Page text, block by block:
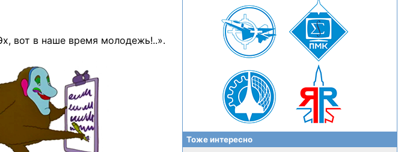
вот в наше время молодежь!..».
Тоже интересно